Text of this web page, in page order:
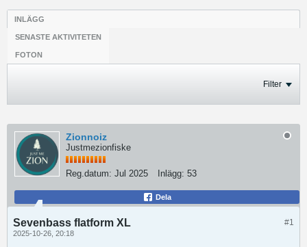
INLÄGG
SENASTE AKTIVITETEN
FOTON
Filter
Zionnoiz
Justmezionfiske
Reg.datum: Jul 2025 Inlägg: 53
Dela
#1
Sevenbass flatform XL
2025-10-26, 20:18